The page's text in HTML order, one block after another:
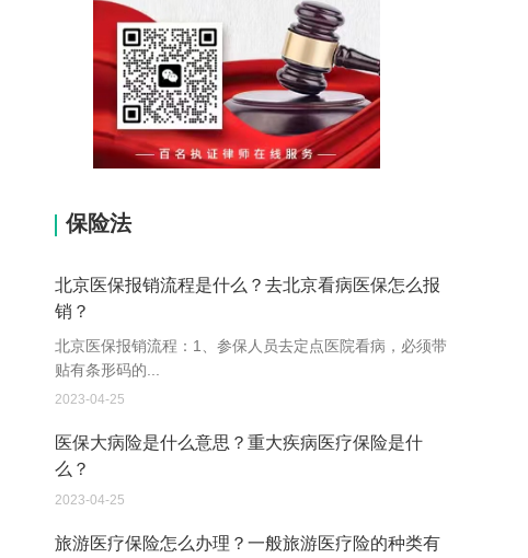
保险法
北京医保报销流程是什么？去北京看病医保怎么报
销？
北京医保报销流程：1、参保人员去定点医院看病，必须带
贴有条形码的...
2023-04-25
医保大病险是什么意思？重大疾病医疗保险是什
么？
2023-04-25
旅游医疗保险怎么办理？一般旅游医疗险的种类有